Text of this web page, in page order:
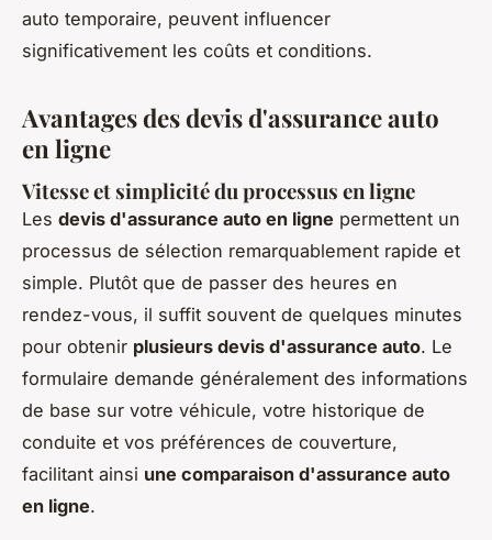
auto temporaire, peuvent influencer
significativement les coûts et conditions.
Avantages des devis d'assurance auto
en ligne
Vitesse et simplicité du processus en ligne
Les devis d'assurance auto en ligne permettent un
processus de sélection remarquablement rapide et
simple. Plutôt que de passer des heures en
rendez-vous, il suffit souvent de quelques minutes
pour obtenir plusieurs devis d'assurance auto. Le
formulaire demande généralement des informations
de base sur votre véhicule, votre historique de
conduite et vos préférences de couverture,
facilitant ainsi une comparaison d'assurance auto
en ligne.